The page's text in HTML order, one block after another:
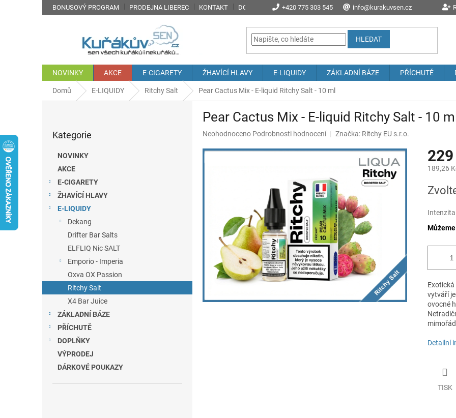
+420 775 303 545 info@kurakuvsen.cz
BONUSOVÝ PROGRAM PRODEJNA LIBEREC KONTAKT DOPRAVA A POŠTOVNÉ PROČ NAKOUPIT U NÁS? JAK NAKUPOVAT
HLEDAT
NOVINKY AKCE E-CIGARETY ŽHAVÍCÍ HLAVY E-LIQUIDY ZÁKLADNÍ BÁZE PŘÍCHUTĚ
Domů E-LIQUIDY Ritchy Salt Pear Cactus Mix - E-liquid Ritchy Salt - 10 ml
kategorie
Kategorie
NOVINKY
AKCE
E-CIGARETY
ŽHAVÍCÍ HLAVY
E-LIQUIDY
Dekang
Drifter Bar Salts
ELFLIQ Nic SALT
Emporio - Imperia
Oxva OX Passion
Ritchy Salt
X4 Bar Juice
ZÁKLADNÍ BÁZE
PŘÍCHUTĚ
DOPLŇKY
VÝPRODEJ
DÁRKOVÉ POUKAZY
Pear Cactus Mix - E-liquid Ritchy Salt - 10 ml
Průměrné
produktu
je
Neohodnoceno Podrobnosti hodnocení Značka: Ritchy EU s.r.o.
189,26
cena:
vytváří
ovocné
Detailní
TISK